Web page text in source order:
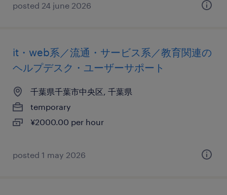
posted 24 june 2026
it・web系／流通・サービス系／教育関連の
ヘルプデスク・ユーザーサポート
千葉県千葉市中央区, 千葉県
temporary
¥2000.00 per hour
posted 1 may 2026